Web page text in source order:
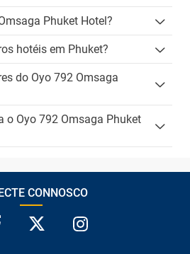
Phuket Hotel?
hotéis em Phuket?
do Oyo 792 Omsaga
o Oyo 792 Omsaga Phuket
CONNOSCO